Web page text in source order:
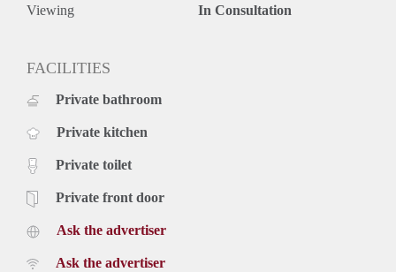
Viewing In Consultation
FACILITIES
Private bathroom
Private kitchen
Private toilet
Private front door
Ask the advertiser
Ask the advertiser